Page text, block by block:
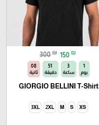
300 ₪ 150 ₪
1
يوم
3
ساعة
51
دقيقة
06
ثانية
GIORGIO BELLINI T-Shirt
XS
S
M
2XL
3XL